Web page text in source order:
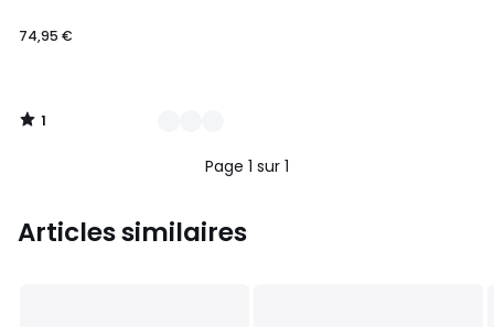
74,95 €
1
/
Page 1 sur 1
Articles similaires